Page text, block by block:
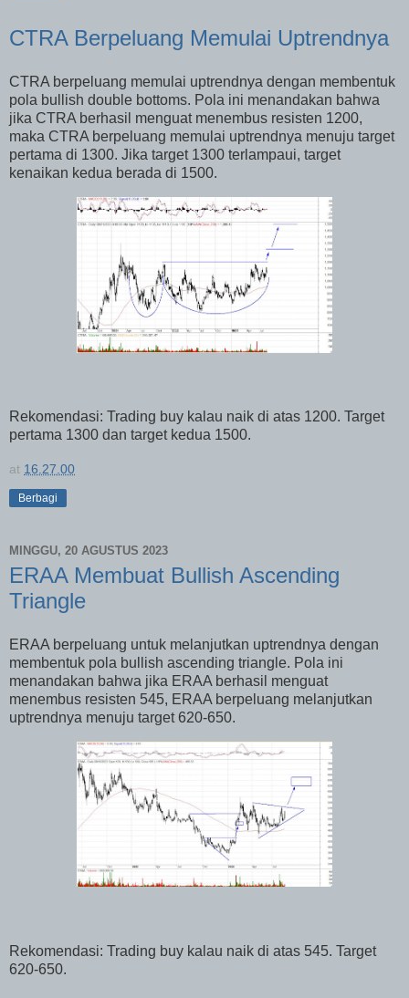
CTRA Berpeluang Memulai Uptrendnya
CTRA berpeluang memulai uptrendnya dengan membentuk
pola bullish double bottoms. Pola ini menandakan bahwa
jika CTRA berhasil menguat menembus resisten 1200,
maka CTRA berpeluang memulai uptrendnya menuju target
pertama di 1300. Jika target 1300 terlampaui, target
kenaikan kedua berada di 1500.
Rekomendasi: Trading buy kalau naik di atas 1200. Target
pertama 1300 dan target kedua 1500.
at 16.27.00
Berbagi
MINGGU, 20 AGUSTUS 2023
ERAA Membuat Bullish Ascending
Triangle
ERAA berpeluang untuk melanjutkan uptrendnya dengan
membentuk pola bullish ascending triangle. Pola ini
menandakan bahwa jika ERAA berhasil menguat
menembus resisten 545, ERAA berpeluang melanjutkan
uptrendnya menuju target 620-650.
Rekomendasi: Trading buy kalau naik di atas 545. Target
620-650.